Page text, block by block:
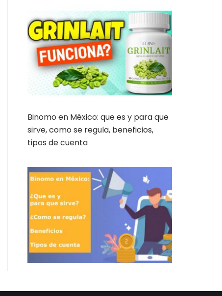
Binomo en México: que es y para que
sirve, como se regula, beneficios,
tipos de cuenta